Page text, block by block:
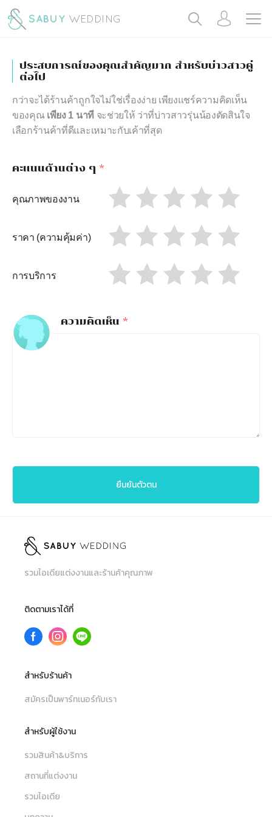
ประสบการณ์ของคุณสำคัญมาก สำหรับบ่าวสาวคู่
ต่อไป
กว่าจะได้ร้านค้าถูกใจไม่ใช่เรื่องง่าย เพียงแชร์ความคิดเห็น
ของคุณ เพียง 1 นาที จะช่วยให้ ว่าที่บ่าวสาวรุ่นน้องตัดสินใจ
เลือกร้านค้าที่ดีและเหมาะกับเค้าที่สุด
คะแนนด้านต่าง ๆ *
คุณภาพของงาน
ราคา (ความคุ้มค่า)
การบริการ
ความคิดเห็น *
ยืนยันตัวตน
รวมไอเดียแต่งงานและร้านค้าคุณภาพ
ติดตามเราได้ที่
สำหรับร้านค้า
สมัครเป็นพาร์ทเนอร์กับเรา
สำหรับผู้ใช้งาน
รวมสินค้า&บริการ
สถานที่แต่งงาน
รวมไอเดีย